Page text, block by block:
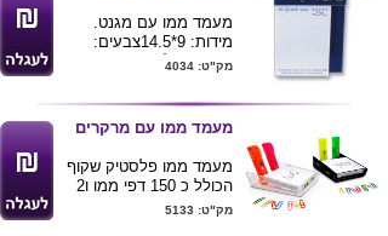
מעמד ממו עם מגנט.
מידות: 9*14.5צבעים:
שחור,סגול,כסף,
בסיס פוליפרופילן נייר 150
דף 80 גר'
מינימום הזמנה 500 יח'
מוצר עטוף בשרינג
מק"ט: 4034
מעמד ממו עם מרקרים
מעמד ממו פלסטיק שקוף
הכולל כ 150 דפי ממו ו2
מרקרים זוהרים
מק"ט: 5133